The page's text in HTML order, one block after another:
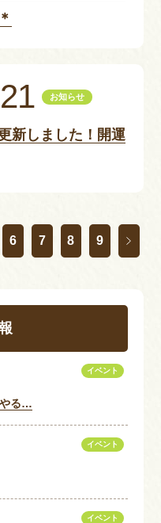
お知らせ
新しました！開運
6 7 8 9
イベント
やる…
イベント
イベント